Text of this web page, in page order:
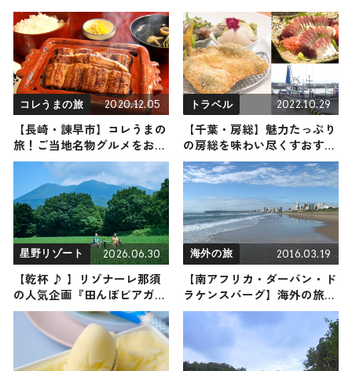
コレうまの旅 2020.12.05
【長崎・諫早市】コレうまの
旅！ご当地名物グルメをお届
け
トラベル 2022.10.29
【千葉・房総】魅力たっぷり
の房総を味わい尽くすおすす
めスポット５選
星野リゾート 2026.06.30
【乾杯 ♪ 】リゾナーレ那須
の人気企画『田んぼビアガー
デン』が今年も開催決定！
広大な田んぼの中でクラフト
ビールと自家製グルメを楽し
む特別な体験を
海外の旅 2016.03.19
【南アフリカ・ダーバン・ド
ラケンスバーグ】海外の旅！
おすすめ観光スポットやグル
メをリポート